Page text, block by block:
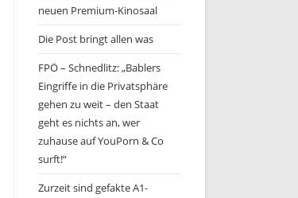
neuen Premium-Kinosaal
Die Post bringt allen was
FPÖ – Schnedlitz: „Bablers
Eingriffe in die Privatsphäre
gehen zu weit – den Staat
geht es nichts an, wer
zuhause auf YouPorn & Co
surft!“
Zurzeit sind gefakte A1-